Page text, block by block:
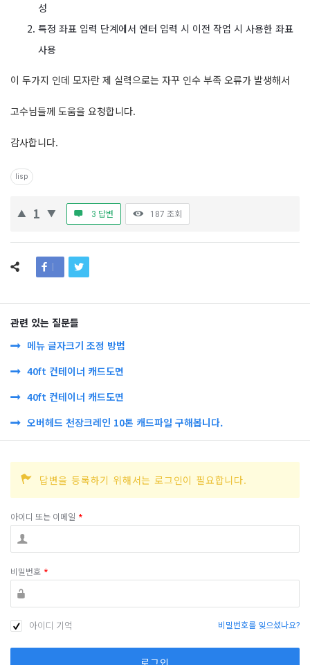
성
특정 좌표 입력 단계에서 엔터 입력 시 이전 작업 시 사용한 좌표
사용
이 두가지 인데 모자란 제 실력으로는 자꾸 인수 부족 오류가 발생해서
고수님들께 도움을 요청합니다.
감사합니다.
lisp
1 3 답변 187 조회
관련 있는 질문들
메뉴 글자크기 조정 방법
40ft 컨테이너 캐드도면
40ft 컨테이너 캐드도면
오버헤드 천장크레인 10톤 캐드파일 구해봅니다.
답변을 등록하기 위해서는 로그인이 필요합니다.
아이디 또는 이메일 *
비밀번호 *
아이디 기억 비밀번호를 잊으셨나요?